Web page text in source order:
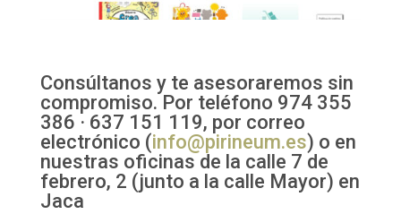
Consúltanos y te asesoraremos sin
compromiso. Por teléfono 974 355
386 · 637 151 119, por correo
electrónico (info@pirineum.es) o en
nuestras oficinas de la calle 7 de
febrero, 2 (junto a la calle Mayor) en
Jaca